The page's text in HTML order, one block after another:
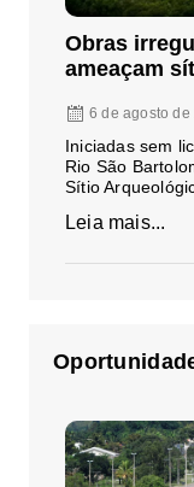
Obras
ameaçam
6 de agosto de
Iniciadas sem
Rio São
Sítio
Leia mais...